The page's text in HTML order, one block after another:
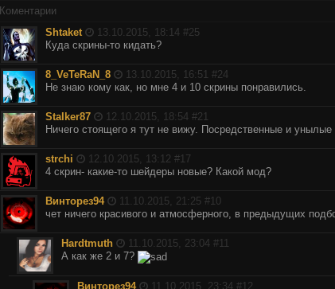
Коментарии
Shtaket
13.10.2015, 18:14 #25
Куда скрины-то кидать?
8_VeTeRaN_8 13.10.2015, 16:51 #24
Не знаю кому как, но мне 4 и 10 скрины понравились.
StaIker87 12.10.2015, 18:54 #21
Ничего стоящего я тут не вижу. Посредственные и
strchi 12.10.2015, 13:12 #17
4 скрин- какие-то шейдеры новые? Какой мод?
Винторез94 11.10.2015, 21:25 #10
чет ничего красивого и атмосферного, в предыдущих
Hardtmuth 11.10.2015, 23:04 #11
А как же 2 и 7?
Винторез94 11.10.2015, 23:34 #12